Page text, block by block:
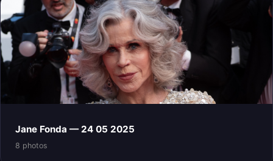
Jane Fonda — 24 05 2025
8 photos